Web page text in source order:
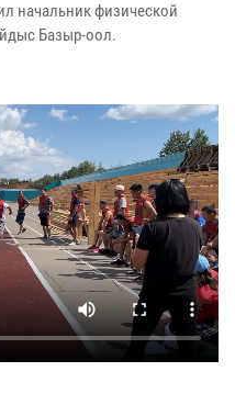
начальник физической
Базыр-оол.